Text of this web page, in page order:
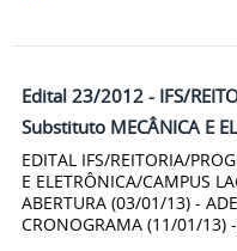
Edital 23/2012 - IFS/
Substituto MECÂNICA E
EDITAL IFS/REITORIA/
E ELETRÔNICA/CAMPUS
ABERTURA (03/01/13) -
CRONOGRAMA (11/01/13)